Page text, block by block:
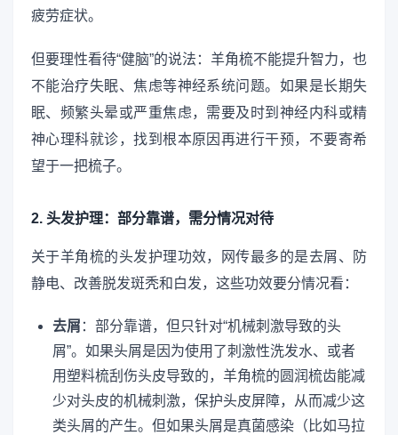
疲劳症状。
但要理性看待“健脑”的说法：羊角梳不能提升智力，也
不能治疗失眠、焦虑等神经系统问题。如果是长期失
眠、频繁头晕或严重焦虑，需要及时到神经内科或精
神心理科就诊，找到根本原因再进行干预，不要寄希
望于一把梳子。
2. 头发护理：部分靠谱，需分情况对待
关于羊角梳的头发护理功效，网传最多的是去屑、防
静电、改善脱发斑秃和白发，这些功效要分情况看：
去屑 ：部分靠谱，但只针对“机械刺激导致的头
屑”。如果头屑是因为使用了刺激性洗发水、或者
用塑料梳刮伤头皮导致的，羊角梳的圆润梳齿能减
少对头皮的机械刺激，保护头皮屏障，从而减少这
类头屑的产生。但如果头屑是真菌感染（比如马拉